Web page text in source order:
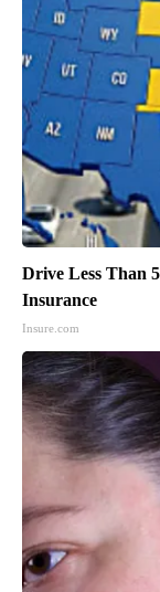
Drive Less Than
Insurance
Insure.com